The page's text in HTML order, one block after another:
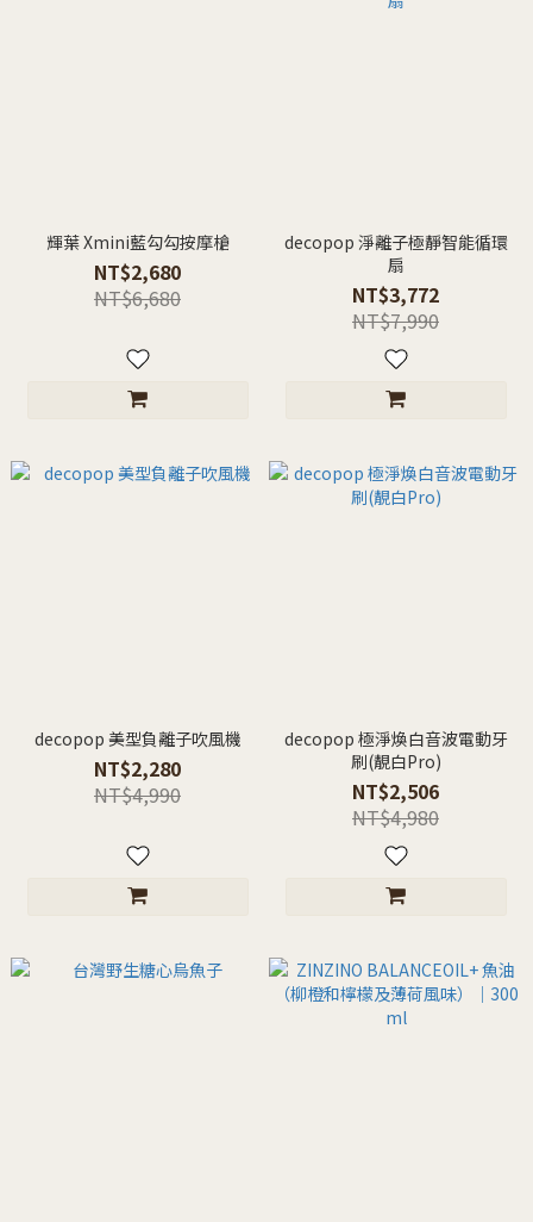
輝葉 Xmini藍勾勾按摩槍
NT$2,680
NT$6,680
decopop 淨離子極靜智能循環
扇
NT$3,772
NT$7,990
decopop 美型負離子吹風機
NT$2,280
NT$4,990
decopop 極淨煥白音波電動牙
刷(靚白Pro)
NT$2,506
NT$4,980